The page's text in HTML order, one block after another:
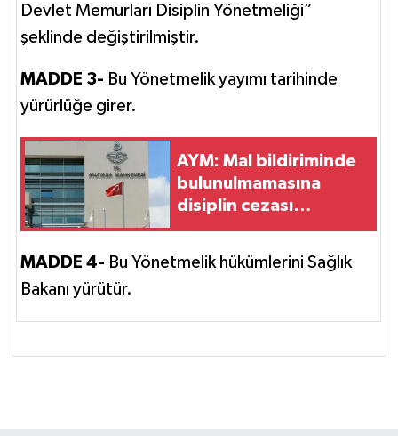
Devlet Memurları Disiplin Yönetmeliği”
şeklinde değiştirilmiştir.
MADDE 3- Bu Yönetmelik yayımı tarihinde
yürürlüğe girer.
AYM: Mal bildiriminde
bulunulmamasına
disiplin cezası
gereklidir
MADDE 4- Bu Yönetmelik hükümlerini Sağlık
Bakanı yürütür.